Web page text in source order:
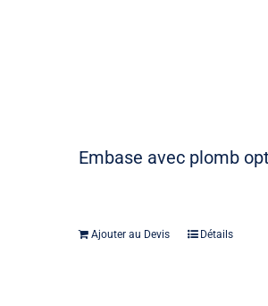
Embase avec plomb
Ajouter au Devis Détails